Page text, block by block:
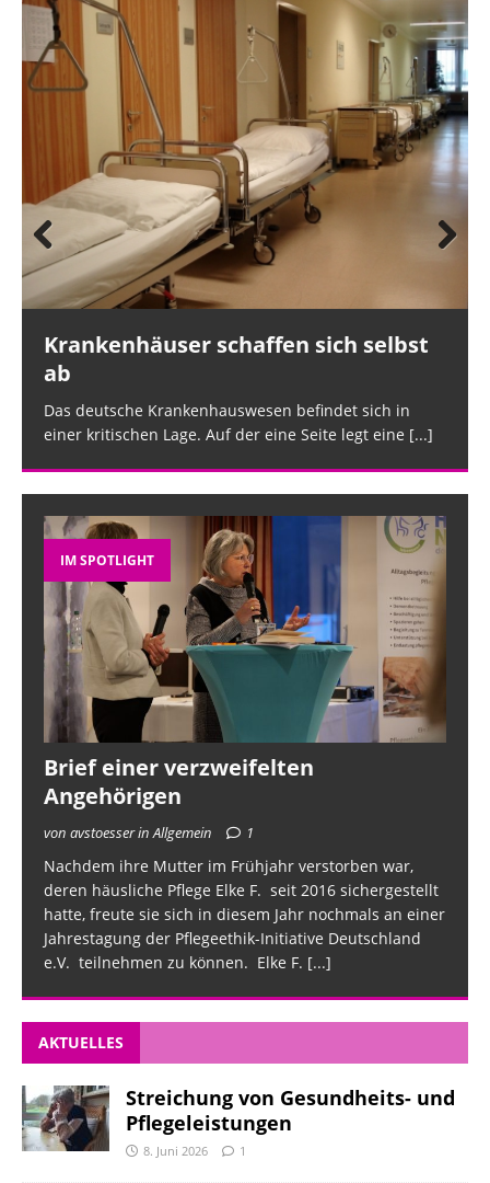
Krankenhäuser schaffen sich selbst
ab
Das deutsche Krankenhauswesen befindet sich in
einer kritischen Lage. Auf der eine Seite legt eine [...]
Prev
ious
IM SPOTLIGHT
Brief einer verzweifelten
Angehörigen
von avstoesser in Allgemein 1
Nachdem ihre Mutter im Frühjahr verstorben war,
deren häusliche Pflege Elke F. seit 2016 sichergestellt
hatte, freute sie sich in diesem Jahr nochmals an einer
Jahrestagung der Pflegeethik-Initiative Deutschland
e.V. teilnehmen zu können. Elke F. [...]
AKTUELLES
Streichung von Gesundheits- und
Pflegeleistungen
8. Juni 2026 1